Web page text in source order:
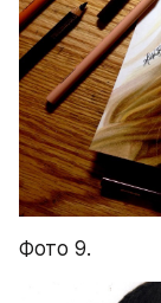
Фото 9.